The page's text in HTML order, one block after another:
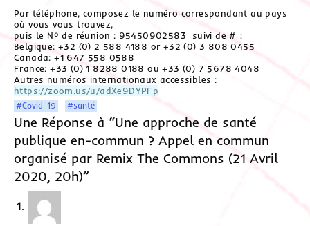
Par téléphone, composez le numéro correspondant au pays
où vous vous trouvez,
puis le Nº de réunion : 95450902583 suivi de #：
Belgique: +32 (0) 2 588 4188 or +32 (0) 3 808 0455
Canada: +1 647 558 0588
France: +33 (0) 1 8288 0188 ou +33 (0) 7 5678 4048
Autres numéros internationaux accessibles :
https://zoom.us/u/adXe9DYPFp
#Covid-19 #santé
Une Réponse à “Une approche de santé
publique en-commun ? Appel en commun
organisé par Remix The Commons (21 Avril
2020, 20h)”